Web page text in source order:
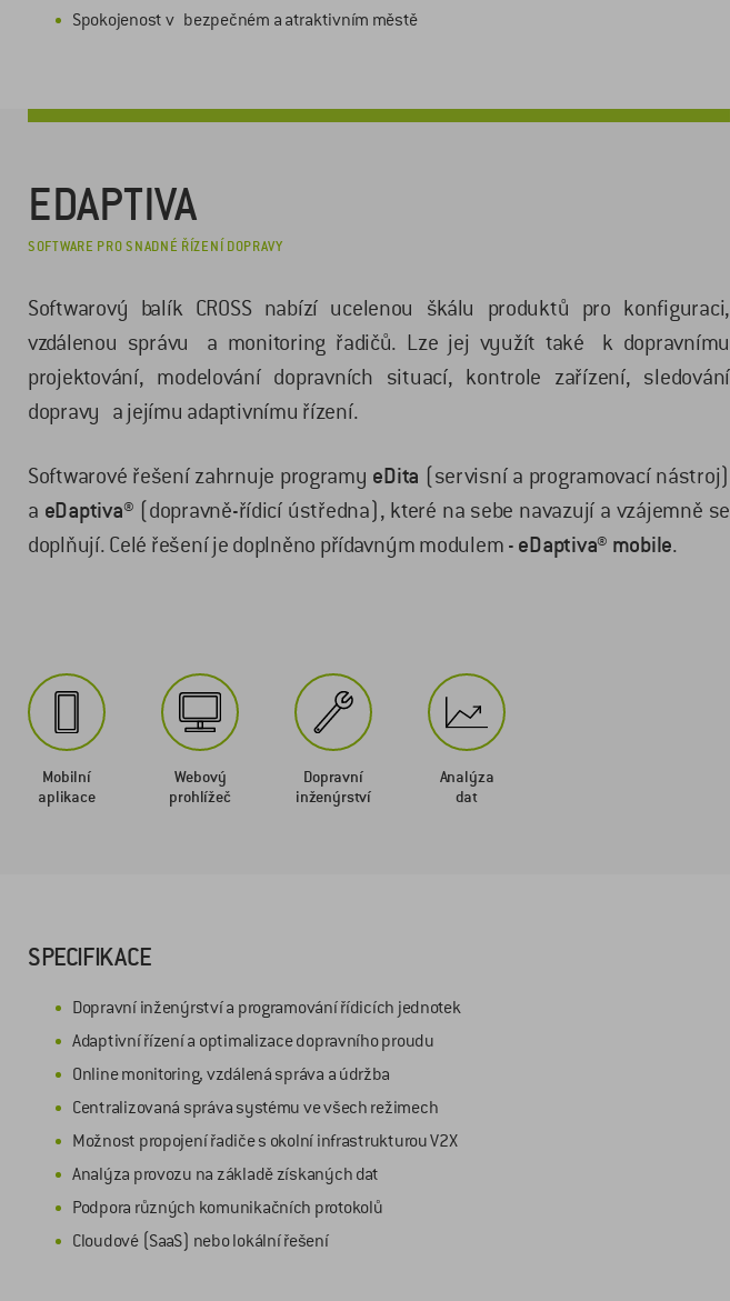
Spokojenost v bezpečném a atraktivním městě
EDAPTIVA
SOFTWARE PRO SNADNÉ ŘÍZENÍ DOPRAVY
Softwarový balík CROSS nabízí ucelenou škálu produktů pro konfiguraci,
vzdálenou správu a monitoring řadičů. Lze jej využít také k dopravnímu
projektování, modelování dopravních situací, kontrole zařízení, sledování
dopravy a jejímu adaptivnímu řízení.
Softwarové řešení zahrnuje programy eDita (servisní a programovací nástroj)
a eDaptiva® (dopravně-řídicí ústředna), které na sebe navazují a vzájemně se
doplňují. Celé řešení je doplněno přídavným modulem - eDaptiva® mobile.
Mobilní
aplikace
Webový
prohlížeč
Dopravní
inženýrství
Analýza
dat
SPECIFIKACE
Dopravní inženýrství a programování řídicích jednotek
Adaptivní řízení a optimalizace dopravního proudu
Online monitoring, vzdálená správa a údržba
Centralizovaná správa systému ve všech režimech
Možnost propojení řadiče s okolní infrastrukturou V2X
Analýza provozu na základě získaných dat
Podpora různých komunikačních protokolů
Cloudové (SaaS) nebo lokální řešení